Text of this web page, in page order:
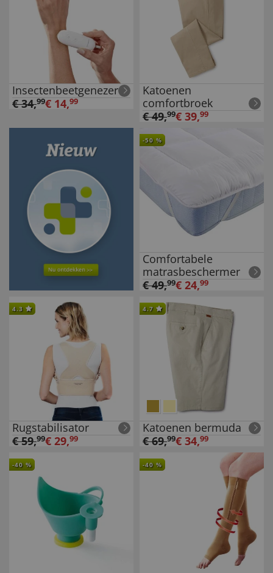
Insectenbeetgenezer
€34,99€ 14,99
Katoenen
comfortbroek
€49,99€ 39,99
-50 %
Comfortabele
matrasbeschermer
€49,99€ 24,99
4.3
Rugstabilisator
€59,99€ 29,99
4.7
Katoenen bermuda
€69,99€ 34,99
-40 % -40 %